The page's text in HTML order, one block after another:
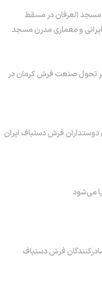
مسجد العرفان در مسقط
و معماری مدرن مسجد
تحول صنعت فرش کرمان در
دوستداران فرش دستباف ایران
می‌شود
فرش دستباف